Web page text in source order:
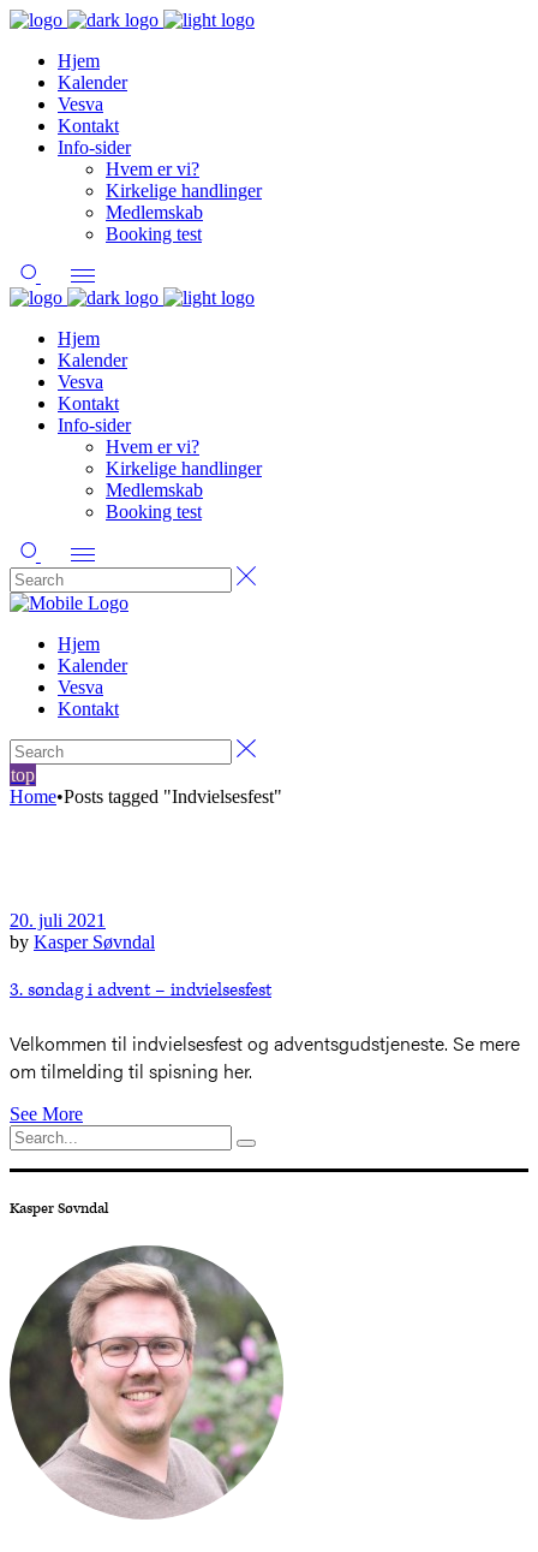
Hjem
Kalender
Vesva
Kontakt
Info-sider
Hvem er vi?
Kirkelige handlinger
Medlemskab
Booking test
Hjem
Kalender
Vesva
Kontakt
Info-sider
Hvem er vi?
Kirkelige handlinger
Medlemskab
Booking test
Hjem
Kalender
Vesva
Kontakt
top
Home•Posts tagged "Indvielsesfest"
20. juli 2021
by Kasper Søvndal
3. søndag i advent – indvielsesfest
Velkommen til indvielsesfest og adventsgudstjeneste. Se mere
om tilmelding til spisning her.
See More
Search
for:
Kasper Søvndal